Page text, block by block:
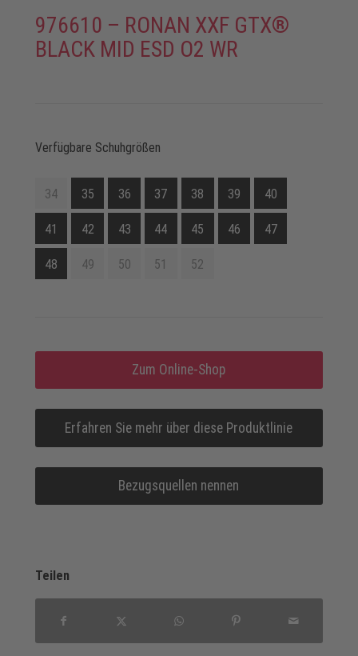
976610 – RONAN XXF GTX®
BLACK MID ESD O2 WR
Verfügbare Schuhgrößen
34 35 36 37 38 39 40
41 42 43 44 45 46 47
48 49 50 51 52
Zum Online-Shop
Erfahren Sie mehr über diese Produktlinie
Bezugsquellen nennen
Teilen